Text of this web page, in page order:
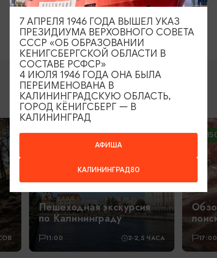
Стоимость экскурсии:2400 руб.
Предоплата: 500 руб.
ВОЗМОЖНО ВАС ЗАИНТЕРЕСУЕТ
1500₽
Пешеходная экскурсия
по Калининграду
11:00 2-2,5 ЧАСА
1500₽
поисках
17:00
АФИША
КАЛИНИНГРАД80
7 АПРЕЛЯ 1946 ГОДА ВЫШЕЛ УКАЗ
ПРЕЗИДИУМА ВЕРХОВНОГО СОВЕТА
СССР «ОБ ОБРАЗОВАНИИ
КЕНИГСБЕРГСКОЙ ОБЛАСТИ В
СОСТАВЕ РСФСР»
4 ИЮЛЯ 1946 ГОДА ОНА БЫЛА
ПЕРЕИМЕНОВАНА В
КАЛИНИНГРАДСКУЮ ОБЛАСТЬ,
ГОРОД КЁНИГСБЕРГ — В
КАЛИНИНГРАД